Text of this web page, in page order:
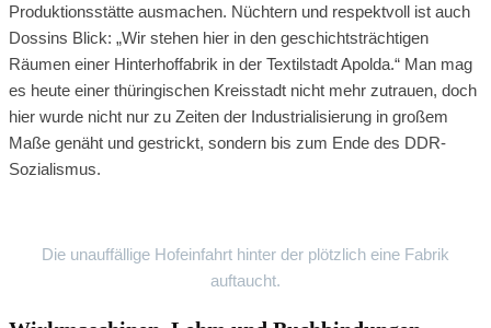
Produktionsstätte ausmachen. Nüchtern und respektvoll ist auch
Dossins Blick: „Wir stehen hier in den geschichtsträchtigen
Räumen einer Hinterhoffabrik in der Textilstadt Apolda.“ Man mag
es heute einer thüringischen Kreisstadt nicht mehr zutrauen, doch
hier wurde nicht nur zu Zeiten der Industrialisierung in großem
Maße genäht und gestrickt, sondern bis zum Ende des DDR-
Sozialismus.
Die unauffällige Hofeinfahrt hinter der plötzlich eine Fabrik
auftaucht.